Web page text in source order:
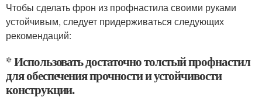
Чтобы сделать фрон из профнастила своими руками
устойчивым, следует придерживаться следующих
рекомендаций:
* Использовать достаточно толстый профнастил
для обеспечения прочности и устойчивости
конструкции.